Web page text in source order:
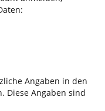
Angaben in den
Diese Angaben sind